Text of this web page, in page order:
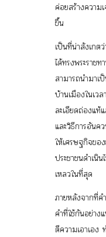
ค่อยสร้างความ
ขึ้น
เป็นที่น่าสังเกต
ได้ทรงพระราช
สามารถนำมาเ
บ้านเมืองในเว
ละเอียดถ่องแท้
และวิธีการอันค
ให้เศรษฐกิจขอ
ประชาชนดำเนิ
เหลวในที่สุด
ภายหลังจากที่ค
คำที่ใช้กันอย่าง
ตีความเอาเอง